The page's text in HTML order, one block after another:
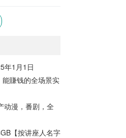
年1月1日
賺钱的全场景实
动漫，番剧，全
【按讲座人名字